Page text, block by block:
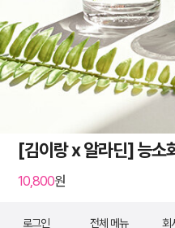
[김이랑 x 알라딘] 능소
10,800원
로그인 전체 메뉴 회